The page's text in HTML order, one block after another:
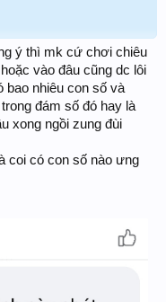
ý thì mk cứ chơi chiêu
vào đâu cũng dc lôi
bao nhiêu con số và
đám số đó hay là
xong ngồi zung đùi
coi có con số nào ưng